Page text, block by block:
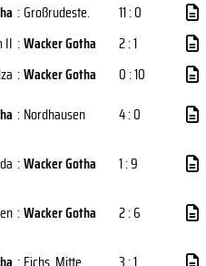
:Großrudeste.
11 : 0
II :Wacker Gotha
2 : 1
:Wacker Gotha
0 : 10
: Nordhausen
4 : 0
:Wacker Gotha
1 : 9
:Wacker Gotha
2 : 6